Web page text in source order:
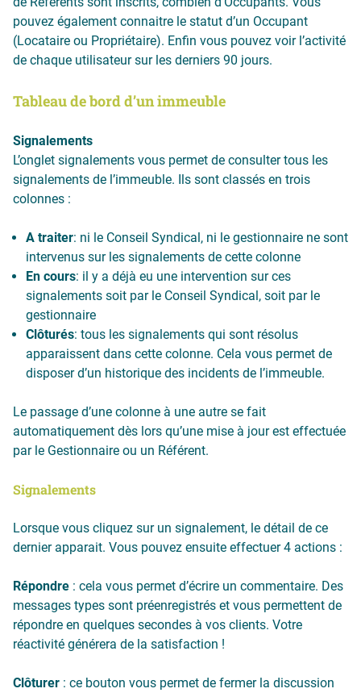
pouvez également connaitre le statut d’un Occupant
(Locataire ou Propriétaire). Enfin vous pouvez voir l’activité
de chaque utilisateur sur les derniers 90 jours.
Tableau de bord d’un immeuble
Signalements
L’onglet signalements vous permet de consulter tous les
signalements de l’immeuble. Ils sont classés en trois
colonnes :
A traiter: ni le Conseil Syndical, ni le gestionnaire ne sont
intervenus sur les signalements de cette colonne
En cours: il y a déjà eu une intervention sur ces
signalements soit par le Conseil Syndical, soit par le
gestionnaire
Clôturés: tous les signalements qui sont résolus
apparaissent dans cette colonne. Cela vous permet de
disposer d’un historique des incidents de l’immeuble.
Le passage d’une colonne à une autre se fait
automatiquement dès lors qu’une mise à jour est effectuée
par le Gestionnaire ou un Référent.
Signalements
Lorsque vous cliquez sur un signalement, le détail de ce
dernier apparait. Vous pouvez ensuite effectuer 4 actions :
Répondre : cela vous permet d’écrire un commentaire. Des
messages types sont préenregistrés et vous permettent de
répondre en quelques secondes à vos clients. Votre
réactivité générera de la satisfaction !
Clôturer : ce bouton vous permet de fermer la discussion